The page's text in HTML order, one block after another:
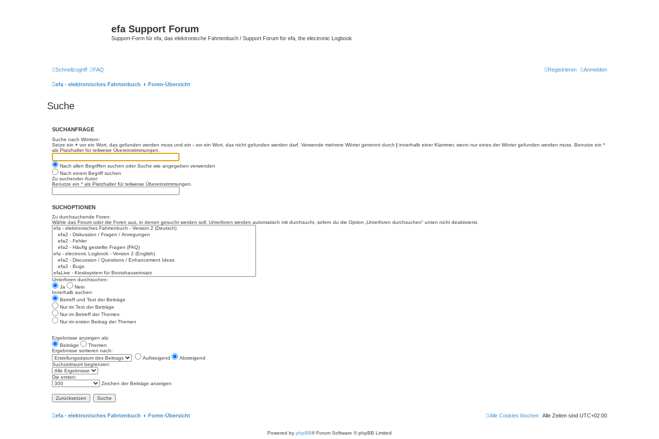
efa Support Forum
Support-Form für efa, das elektronische Fahrtenbuch / Support Forum for efa, the electronic Logbook
Schnellzugriff FAQ Anmelden
Registrieren
efa - elektronisches Fahrtenbuch Foren-Übersicht
Suche
SUCHANFRAGE
Suche nach Wörtern:
Setze ein + vor ein Wort, das gefunden werden muss und ein - vor ein Wort, das nicht gefunden werden darf. Verwende mehrere Wörter getrennt durch | innerhalb einer Klammer, wenn nur eines der Wörter gefunden werden muss. Benutze ein *
als Platzhalter für teilweise Übereinstimmungen.
Nach allen Begriffen suchen oder Suche wie angegeben verwenden
Nach einem Begriff suchen
Zu suchender Autor:
Benutze ein * als Platzhalter für teilweise Übereinstimmungen.
SUCHOPTIONEN
Zu durchsuchende Foren:
Wähle das Forum oder die Foren aus, in denen gesucht werden soll. Unterforen werden automatisch mit durchsucht, sofern du die Option „Unterforen durchsuchen“ unten nicht deaktivierst.
Unterforen durchsuchen:
Ja
Nein
Innerhalb suchen:
Betreff und Text der Beiträge
Nur im Text der Beiträge
Nur im Betreff der Themen
Nur im ersten Beitrag der Themen
Ergebnisse anzeigen als:
Beiträge
Themen
Ergebnisse sortieren nach:
Aufsteigend
Absteigend
Suchzeitraum begrenzen:
Die ersten:
Zeichen der Beiträge anzeigen
efa - elektronisches Fahrtenbuch Foren-Übersicht Alle Zeiten sind UTC+02:00
Alle Cookies löschen
Powered by phpBB® Forum Software © phpBB Limited